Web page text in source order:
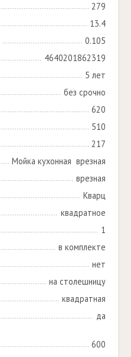
279
13.4
0.105
4640201862319
5 лет
без срочно
620
510
217
Мойка кухонная  врезная
врезная
Кварц
квадратное
1
в комплекте
нет
на столешницу
квадратная
да
600